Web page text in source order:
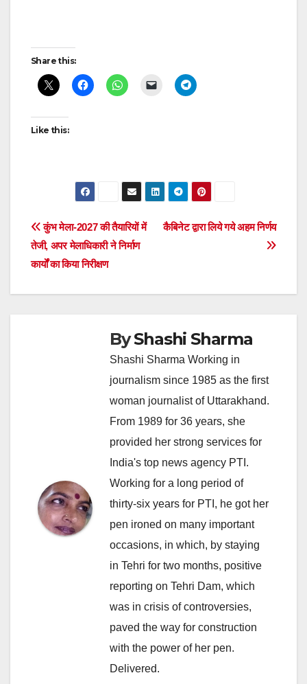
Post
navigation
Share this:
Like this:
Post
navigation
कैबिनेट द्वारा लिये गये अहम निर्णय
कुंभ मेला-2027 की तैयारियों में
तेजी, अपर मेलाधिकारी ने निर्माण
कार्यों का किया निरीक्षण
ByShashi Sharma
Shashi Sharma Working in
journalism since 1985 as the first
woman journalist of Uttarakhand.
From 1989 for 36 years, she
provided her strong services for
India's top news agency PTI.
Working for a long period of
thirty-six years for PTI, he got her
pen ironed on many important
occasions, in which, by staying
in Tehri for two months, positive
reporting on Tehri Dam, which
was in crisis of controversies,
paved the way for construction
with the power of her pen.
Delivered.